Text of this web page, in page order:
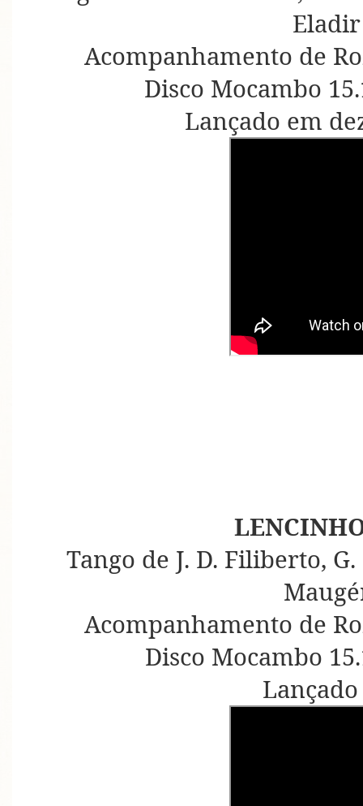
Acompanhamento de
Disco Mocambo
Lançado em
Tango de J. D. Filiberto,
Acompanhamento de
Disco Mocambo